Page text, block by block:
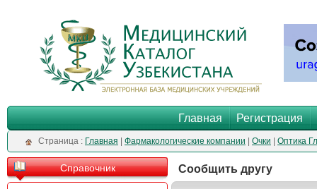
Главная Регистрация
Cтраница : Главная Фармакологические компании Очки Оптика
Справочник Сообщить другу